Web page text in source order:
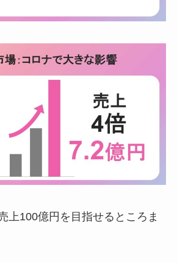
上100億円を目指せるところま